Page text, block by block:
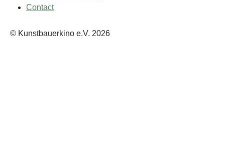
Contact
© Kunstbauerkino e.V. 2026